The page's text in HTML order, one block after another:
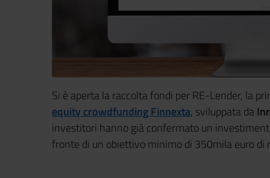
Si è aperta la raccolta fondi per RE-Lender, la
equity crowdfunding Finnexta, sviluppata da
investitori hanno già confermato un
fronte di un obiettivo minimo di 350mila euro di